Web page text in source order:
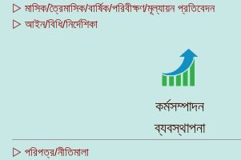
▷ মাসিক/ত্রৈমাসিক/বার্ষিক/পরিবীক্ষণ/মূল্যায়ন প্রতিবেদন
▷ আইন/বিধি/নির্দেশিকা
কর্মসম্পাদন
ব্যবস্থাপনা
▷ পরিপত্র/নীতিমালা